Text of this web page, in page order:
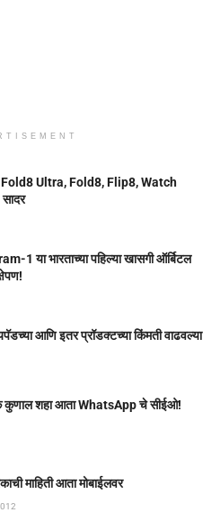
Ultra, Fold8, Flip8, Watch
1 या भारताच्या पहिल्या खासगी ऑर्बिटल
आणि इतर प्रॉडक्टच्या किंमती वाढवल्या
कुणाल शहा आता WhatsApp चे सीईओ!
माहिती आता मोबाईलवर